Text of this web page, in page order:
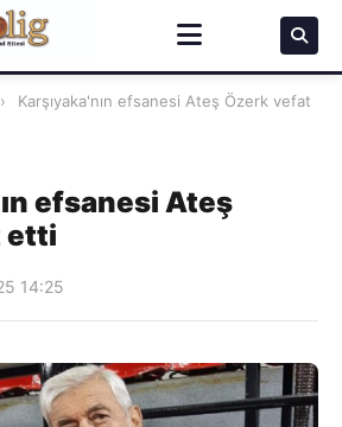
›
Karşıyaka'nın efsanesi Ateş Özerk vefat
efsanesi Ateş
etti
14:25